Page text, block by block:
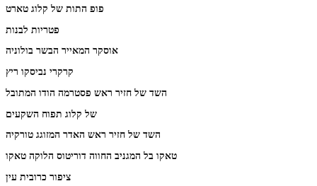
פופ התות של קלוג טארט
פטריות לבנות
אוסקר המאייר הבשר בולוניה
קרקרי נביסקו ריץ
השד של חזיר ראש פסטרמה הודו המתובל
של קלוג תפוח השקעים
השד של חזיר ראש האדר המזוגג טורקיה
טאקו בל המגניב החווה דוריטוס הלוקה טאקו
ציפור כרובית עין